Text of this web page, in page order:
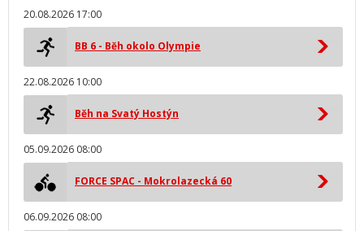
20.08.2026 17:00
BB 6 - Běh okolo Olympie
22.08.2026 10:00
Běh na Svatý Hostýn
05.09.2026 08:00
FORCE SPAC - Mokrolazecká 60
06.09.2026 08:00